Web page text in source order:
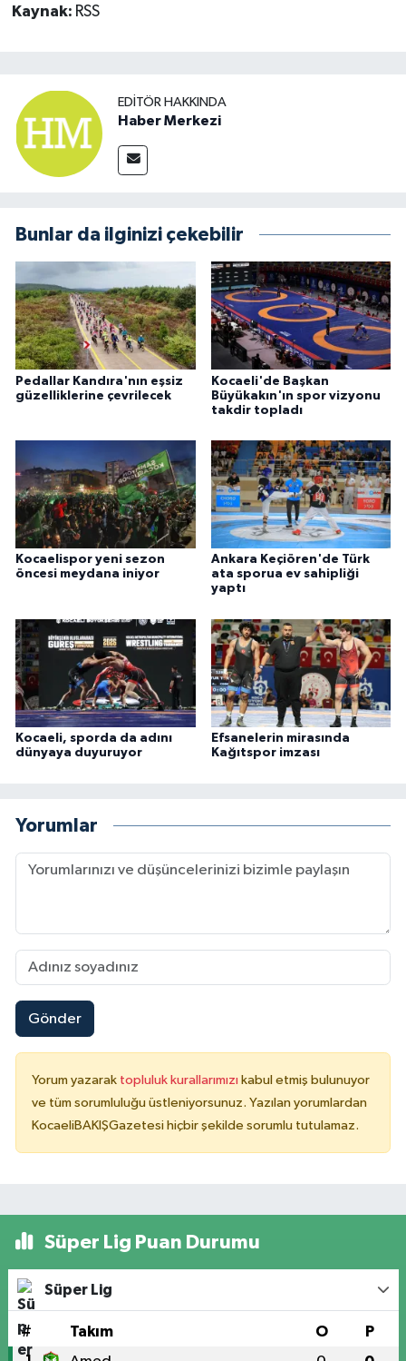
Kaynak: RSS
EDITÖR HAKKINDA
Haber Merkezi
Bunlar da ilginizi çekebilir
Pedallar Kandıra'nın eşsiz
güzelliklerine çevrilecek
Kocaeli'de Başkan
Büyükakın'ın spor vizyonu
takdir topladı
Kocaelispor yeni sezon
öncesi meydana iniyor
Ankara Keçiören'de Türk
ata sporua ev sahipliği
yaptı
Kocaeli, sporda da adını
dünyaya duyuruyor
Efsanelerin mirasında
Kağıtspor imzası
Yorumlar
Gönder
Yorum yazarak topluluk kurallarımızı kabul etmiş bulunuyor
ve tüm sorumluluğu üstleniyorsunuz. Yazılan yorumlardan
KocaeliBAKIŞGazetesi hiçbir şekilde sorumlu tutulamaz.
Süper Lig Puan Durumu
Süper Lig
# Takım O P